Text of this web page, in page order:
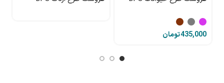
تومان